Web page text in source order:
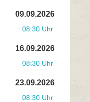
09.09.2026
08:30 Uhr
16.09.2026
08:30 Uhr
23.09.2026
08:30 Uhr